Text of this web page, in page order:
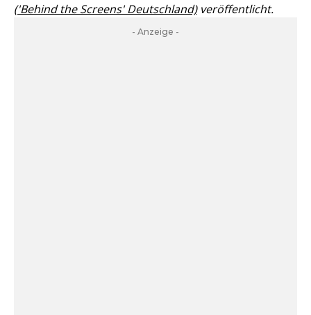
('Behind the Screens' Deutschland)veröffentlicht.
- Anzeige -